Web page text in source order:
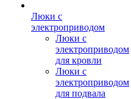
Люки с
электроприводом
Люки с
электроприводом
для кровли
Люки с
электроприводом
для подвала